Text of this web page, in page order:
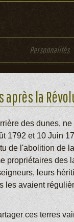
Personnalités
après la
des dunes,
1792 et 10 Juin
de l'abolition de
propriétaires des
leurs
les avaient
ces terres